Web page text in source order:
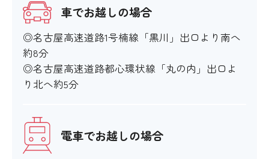
車でお越しの場合
◎名古屋高速道路1号楠線「黒川」出口より南へ
約8分
◎名古屋高速道路都心環状線「丸の内」出口よ
り北へ約5分
電車でお越しの場合